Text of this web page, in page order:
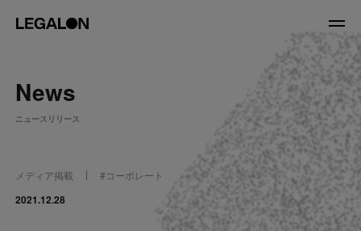
About
役員紹介
Service
News
ニュースリリース
メディア掲載 #コーポレート
2021.12.28